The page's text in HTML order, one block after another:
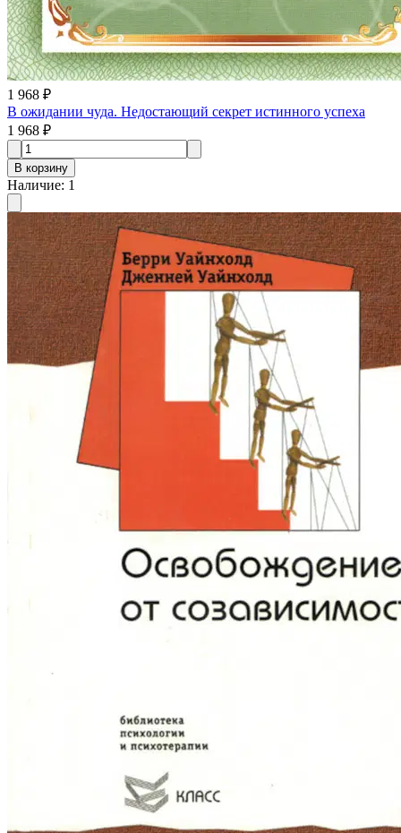
1 968 ₽
В ожидании чуда. Недостающий секрет истинного успеха
1 968 ₽
В корзину
Наличие: 1